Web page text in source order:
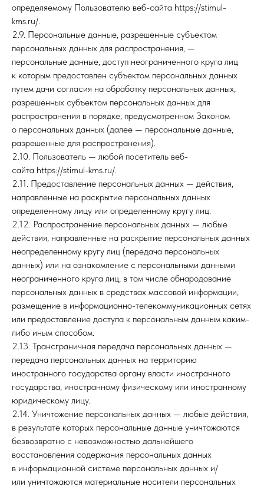
определяемому Пользователю веб-сайта https://stimul-
kms.ru/.
2.9. Персональные данные, разрешенные субъектом
персональных данных для распространения, —
персональные данные, доступ неограниченного круга лиц
к которым предоставлен субъектом персональных данных
путем дачи согласия на обработку персональных данных,
разрешенных субъектом персональных данных для
распространения в порядке, предусмотренном Законом
о персональных данных (далее — персональные данные,
разрешенные для распространения).
2.10. Пользователь — любой посетитель веб-
сайта https://stimul-kms.ru/.
2.11. Предоставление персональных данных — действия,
направленные на раскрытие персональных данных
определенному лицу или определенному кругу лиц.
2.12. Распространение персональных данных — любые
действия, направленные на раскрытие персональных данных
неопределенному кругу лиц (передача персональных
данных) или на ознакомление с персональными данными
неограниченного круга лиц, в том числе обнародование
персональных данных в средствах массовой информации,
размещение в информационно-телекоммуникационных сетях
или предоставление доступа к персональным данным каким-
либо иным способом.
2.13. Трансграничная передача персональных данных —
передача персональных данных на территорию
иностранного государства органу власти иностранного
государства, иностранному физическому или иностранному
юридическому лицу.
2.14. Уничтожение персональных данных — любые действия,
в результате которых персональные данные уничтожаются
безвозвратно с невозможностью дальнейшего
восстановления содержания персональных данных
в информационной системе персональных данных и/
или уничтожаются материальные носители персональных